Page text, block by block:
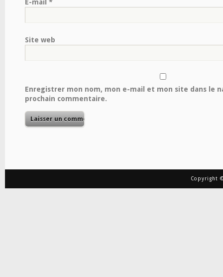
E-mail *
Site web
Enregistrer mon nom, mon e-mail et mon site dans le
prochain commentaire.
Copyright